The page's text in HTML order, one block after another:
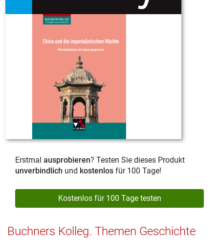
Erstmal ausprobieren? Testen Sie dieses Produkt
unverbindlich und kostenlos für 100 Tage!
Kostenlos für 100 Tage testen
Buchners Kolleg. Themen Geschichte